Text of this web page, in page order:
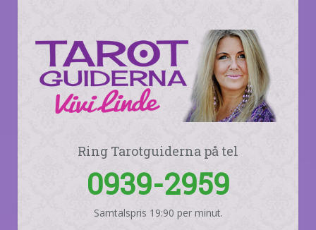
Ring Tarotguiderna på tel
0939-2959
Samtalspris 19:90 per minut.